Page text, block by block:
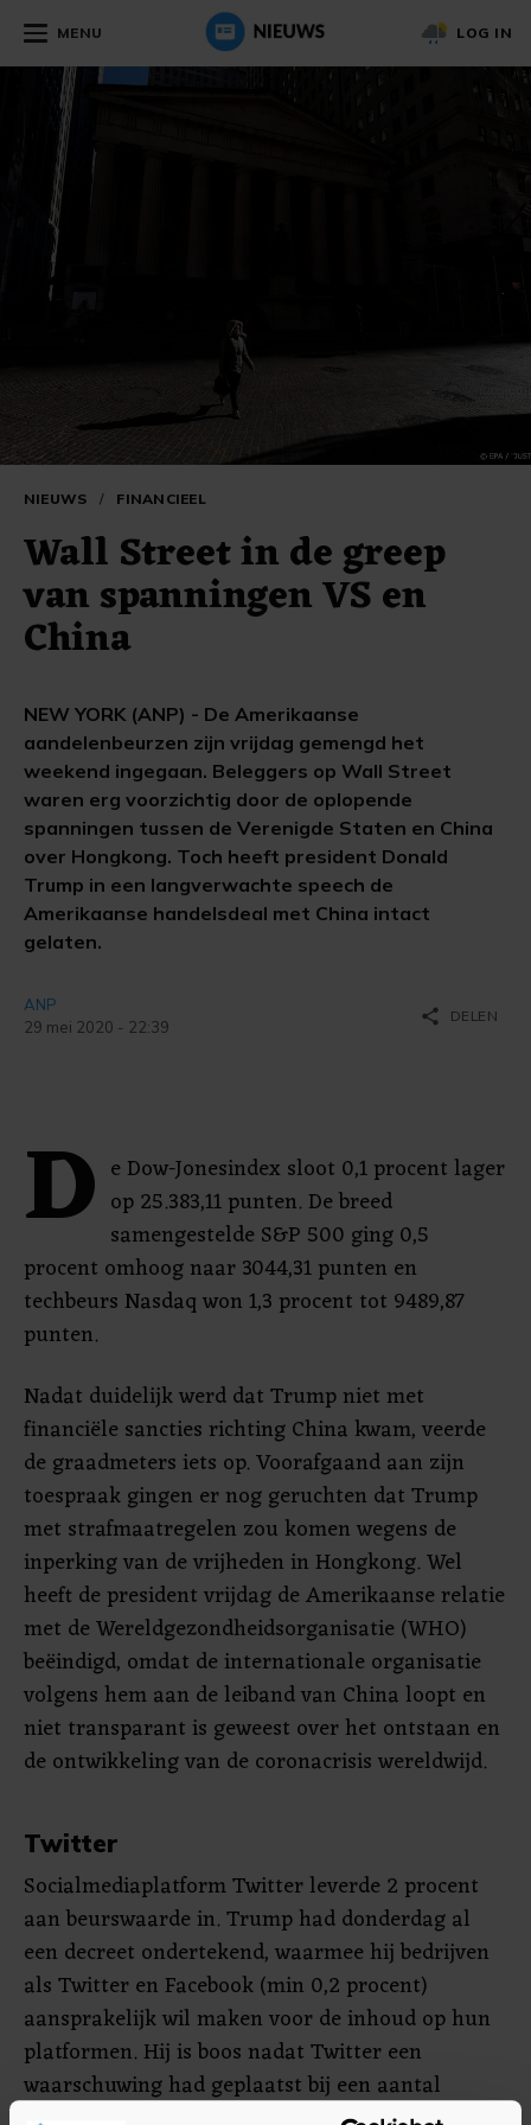
MENU LOG IN
NIEUWS / FINANCIEEL
Wall Street in de greep
van spanningen VS en
China
NEW YORK (ANP) - De Amerikaanse
aandelenbeurzen zijn vrijdag gemengd het
weekend ingegaan. Beleggers op Wall Street
waren erg voorzichtig door de oplopende
spanningen tussen de Verenigde Staten en China
over Hongkong. Toch heeft president Donald
Trump in een langverwachte speech de
Amerikaanse handelsdeal met China intact
gelaten.
ANP
29 mei 2020 - 22:39
share DELEN
D e Dow-Jonesindex sloot 0,1 procent lager
op 25.383,11 punten. De breed
samengestelde S&P 500 ging 0,5
procent omhoog naar 3044,31 punten en
techbeurs Nasdaq won 1,3 procent tot 9489,87
punten.
Nadat duidelijk werd dat Trump niet met
financiële sancties richting China kwam, veerde
de graadmeters iets op. Voorafgaand aan zijn
toespraak gingen er nog geruchten dat Trump
met strafmaatregelen zou komen wegens de
inperking van de vrijheden in Hongkong. Wel
heeft de president vrijdag de Amerikaanse relatie
met de Wereldgezondheidsorganisatie (WHO)
beëindigd, omdat de internationale organisatie
volgens hem aan de leiband van China loopt en
niet transparant is geweest over het ontstaan en
de ontwikkeling van de coronacrisis wereldwijd.
Twitter
Socialmediaplatform Twitter leverde 2 procent
aan beurswaarde in. Trump had donderdag al
een decreet ondertekend, waarmee hij bedrijven
als Twitter en Facebook (min 0,2 procent)
aansprakelijk wil maken voor de inhoud op hun
platformen. Hij is boos nadat Twitter een
waarschuwing had geplaatst bij een aantal